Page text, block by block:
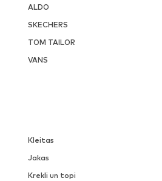
ALDO
SKECHERS
TOM TAILOR
VANS
Kleitas
Jakas
Krekli un topi